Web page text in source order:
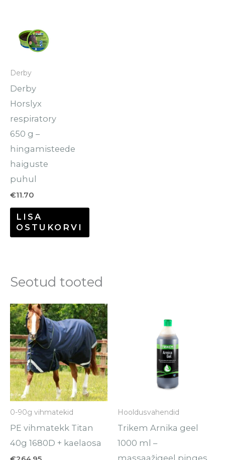
Derby
Derby
Horslyx
respiratory
650 g –
hingamisteede
haiguste
puhul
€11.70
LISA
OSTUKORVI
Seotud tooted
0-90g vihmatekid
PE vihmatekk Titan
40g 1680D + kaelaosa
Sellel
tootel
on
mitu
varianti.
Valikuid
saab
teha
tootelehel.
Hooldusvahendid
Trikem Arnika geel
1000 ml –
massaažigeel pinges